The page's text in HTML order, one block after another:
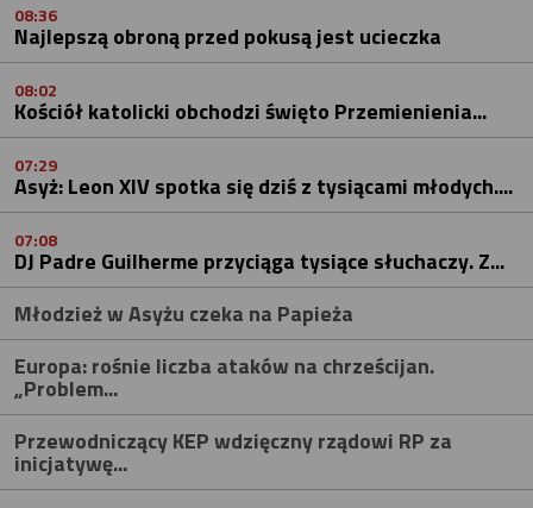
08:36
Najlepszą obroną przed pokusą jest ucieczka
08:02
Kościół katolicki obchodzi święto Przemienienia...
07:29
Asyż: Leon XIV spotka się dziś z tysiącami młodych....
07:08
DJ Padre Guilherme przyciąga tysiące słuchaczy. Z...
Młodzież w Asyżu czeka na Papieża
Europa: rośnie liczba ataków na chrześcijan.
„Problem...
Przewodniczący KEP wdzięczny rządowi RP za
inicjatywę...